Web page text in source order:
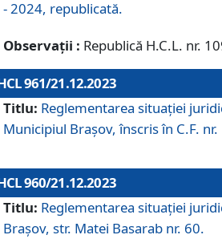
- 2024, republicată.
Observații : Republică H.C.L. nr.
961/21.12.2023
Titlu: Reglementarea situației
Municipiul Brașov, înscris în C.F.
960/21.12.2023
Titlu: Reglementarea situației
Brașov, str. Matei Basarab nr. 60.